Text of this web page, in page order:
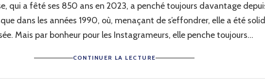
qui a fêté ses 850 ans en 2023, a penché toujours davantage
dans les années 1990, où, menaçant de s’effondrer, elle a été
Mais par bonheur pour les Instagrameurs, elle penche toujours...
CONTINUER LA LECTURE